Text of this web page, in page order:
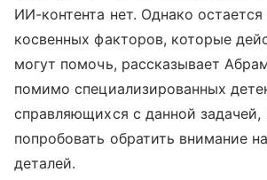
ИИ-контента нет. Однако остается
косвенных факторов, которые
могут помочь, рассказывает
помимо специализированных
справляющихся с данной
попробовать обратить внимание
деталей.